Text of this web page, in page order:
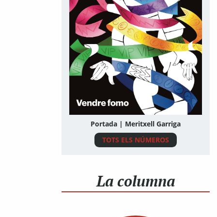
Portada | Meritxell Garriga
TOTS ELS NÚMEROS
La columna